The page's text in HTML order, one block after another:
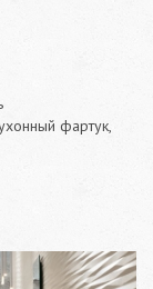
фартук,